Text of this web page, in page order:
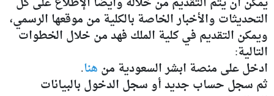
التحديثات والأخبار الخاصة بالكلية من موقعها الرسمي،
ويمكن التقديم في كلية الملك فهد من خلال الخطوات
التالية:
ادخل على منصة ابشر السعودية من هنا.
ثم سجل حساب جديد أو سجل الدخول بالبيانات